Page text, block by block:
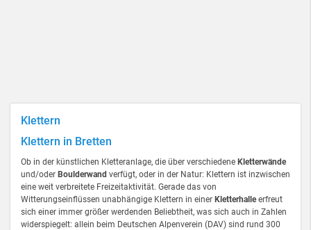
Klettern
Klettern in Bretten
Ob in der künstlichen Kletteranlage, die über verschiedene Kletterwände
und/oder Boulderwand verfügt, oder in der Natur: Klettern ist inzwischen
eine weit verbreitete Freizeitaktivität. Gerade das von
Witterungseinflüssen unabhängige Klettern in einer Kletterhalleerfreut
sich einer immer größer werdenden Beliebtheit, was sich auch in Zahlen
widerspiegelt: allein beim Deutschen Alpenverein (DAV) sind rund 300